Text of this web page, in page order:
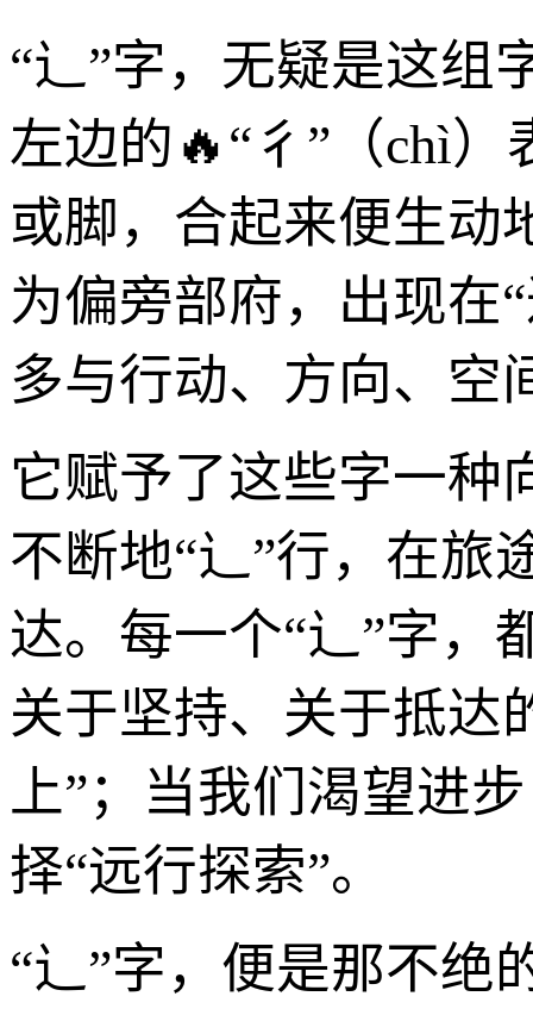
“辶”字，无疑是这组
左边的🔥“彳”（chì
或脚，合起来便生动
为偏旁部府，出现在“
多与行动、方向、空
它赋予了这些字一种
不断地“辶”行，在旅
达。每一个“辶”字，
关于坚持、关于抵达
上”；当我们渴望进
择“远行探索”。
“辶”字，便是那不绝